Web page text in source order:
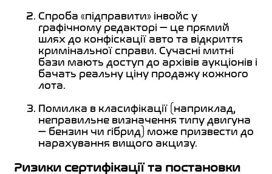
Спроба «підправити» інвойс у
графічному редакторі — це прямий
шлях до конфіскації авто та відкриття
кримінальної справи. Сучасні митні
бази мають доступ до архівів аукціонів і
бачать реальну ціну продажу кожного
лота.
Помилка в класифікації (наприклад,
неправильне визначення типу двигуна
— бензин чи гібрид) може призвести до
нарахування вищого акцизу.
Ризики сертифікації та постановки